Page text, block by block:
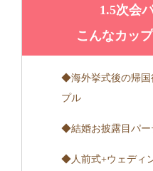
1.5次会
こんなカッ
◆海外挙式後の帰国
プル
◆結婚お披露目パー
◆人前式+ウェディ